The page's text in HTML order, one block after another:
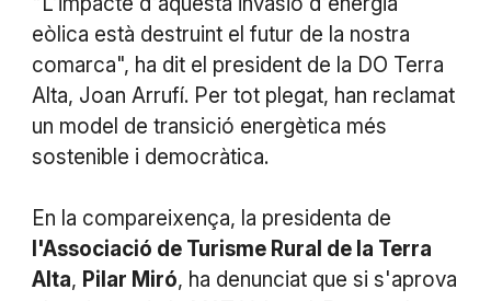
eòlica està destruint el futur de la nostra
comarca", ha dit el president de la DO Terra
Alta, Joan Arrufí. Per tot plegat, han reclamat
un model de transició energètica més
sostenible i democràtica.
En la compareixença, la presidenta de
l'Associació de Turisme Rural de la Terra
Alta, Pilar Miró, ha denunciat que si s'aprova